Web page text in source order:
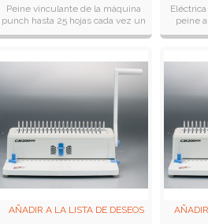
Cb2100plus
Peine vinculante de la máquina
punch hasta 25 hojas cada vez un
punzón 4, un 5, b5 formato enlace
peine
espesor
AÑADIR A LA LISTA DE DESEOS